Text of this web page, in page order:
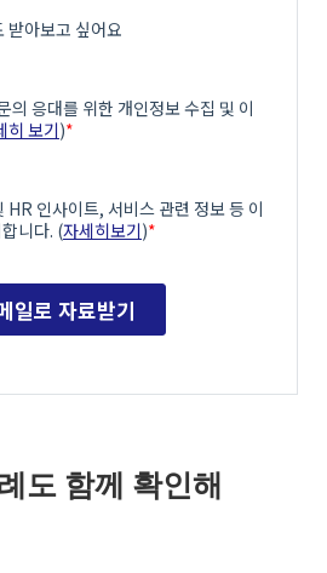
도 함께 확인해